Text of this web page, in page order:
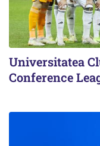
Universitatea
Conference